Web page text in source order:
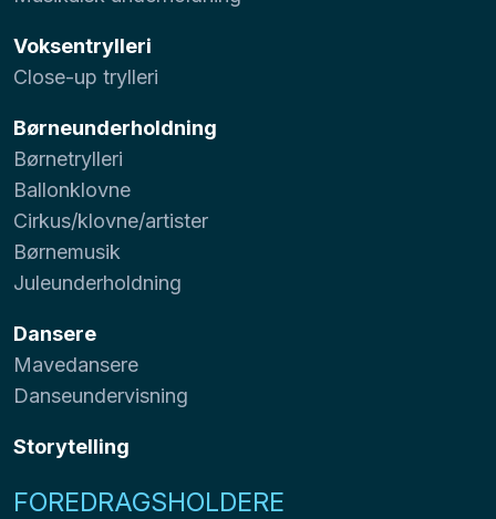
Voksentrylleri
Close-up trylleri
Børneunderholdning
Børnetrylleri
Ballonklovne
Cirkus/klovne/artister
Børnemusik
Juleunderholdning
Dansere
Mavedansere
Danseundervisning
Storytelling
FOREDRAGSHOLDERE